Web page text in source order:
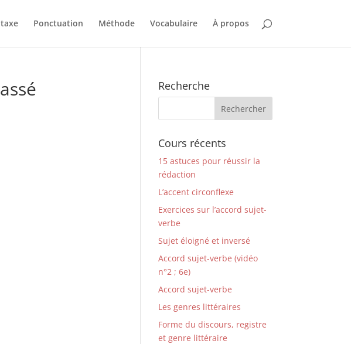
Ponctuation Méthode Vocabulaire À propos
Recherche
Cours récents
15 astuces pour réussir la
rédaction
L’accent circonflexe
Exercices sur l’accord sujet-
verbe
Sujet éloigné et inversé
Accord sujet-verbe (vidéo
n°2 ; 6e)
Accord sujet-verbe
Les genres littéraires
Forme du discours, registre
et genre littéraire